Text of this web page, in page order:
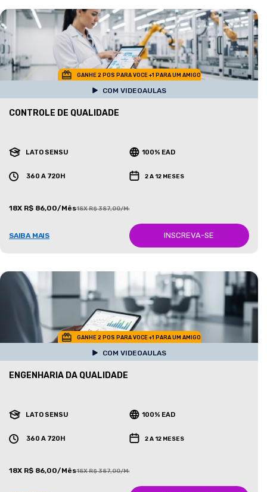
GANHE 2 POS PARA VOCE +1 PARA UM AMIGO
COM VIDEOAULAS
CONTROLE DE QUALIDADE
LATO SENSU 100% EAD
360 A 720H 2 A 12 MESES
18X R$ 86,00/Mês18X R$ 387,00/Mês
SAIBA MAIS INSCREVA-SE
GANHE 2 POS PARA VOCE +1 PARA UM AMIGO
COM VIDEOAULAS
ENGENHARIA DA QUALIDADE
LATO SENSU 100% EAD
360 A 720H 2 A 12 MESES
18X R$ 86,00/Mês18X R$ 387,00/Mês